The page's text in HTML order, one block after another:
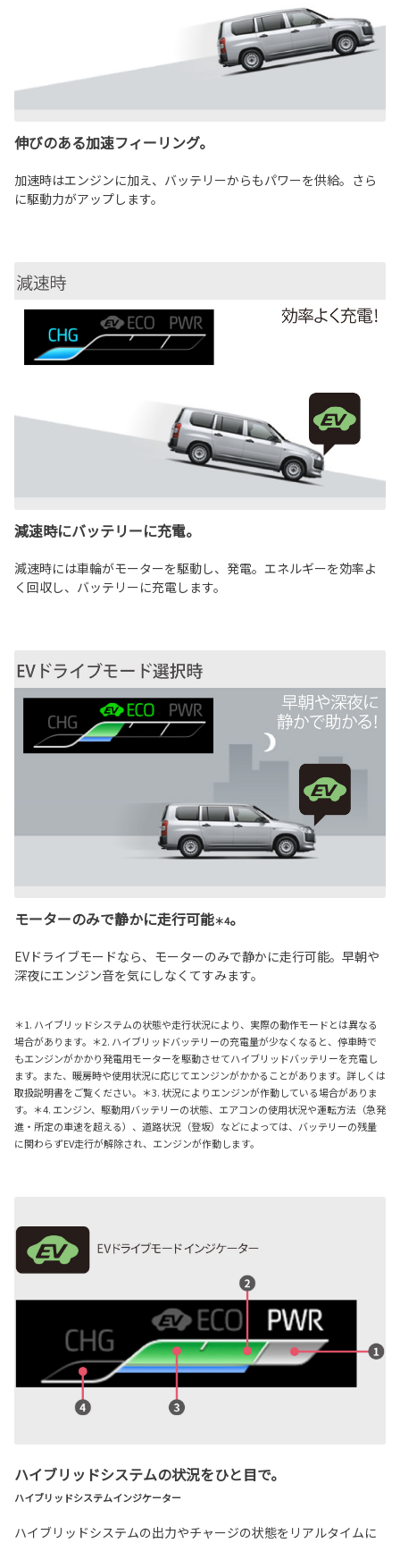
伸びのある加速フィーリング。
加速時はエンジンに加え、バッテリーからもパワーを供給。さら
に駆動力がアップします。
減速時にバッテリーに充電。
減速時には車輪がモーターを駆動し、発電。エネルギーを効率よ
く回収し、バッテリーに充電します。
モーターのみで静かに走行可能＊4。
EVドライブモードなら、モーターのみで静かに走行可能。早朝や
深夜にエンジン音を気にしなくてすみます。
＊1. ハイブリッドシステムの状態や走行状況により、実際の動作モードとは異なる
場合があります。＊2. ハイブリッドバッテリーの充電量が少なくなると、停車時で
もエンジンがかかり発電用モーターを駆動させてハイブリッドバッテリーを充電し
ます。また、暖房時や使用状況に応じてエンジンがかかることがあります。詳しくは
取扱説明書をご覧ください。＊3. 状況によりエンジンが作動している場合がありま
す。＊4. エンジン、駆動用バッテリーの状態、エアコンの使用状況や運転方法（急発
進・所定の車速を超える）、道路状況（登坂）などによっては、バッテリーの残量
に関わらずEV走行が解除され、エンジンが作動します。
ハイブリッドシステムの状況をひと目で。
ハイブリッドシステムインジケーター
ハイブリッドシステムの出力やチャージの状態をリアルタイムに